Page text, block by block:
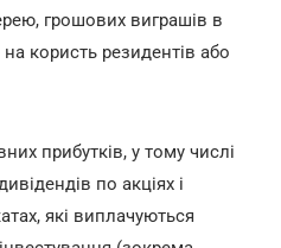
грошових виграшів в
користь резидентів або
прибутків, у тому числі
по акціях і
які виплачуються